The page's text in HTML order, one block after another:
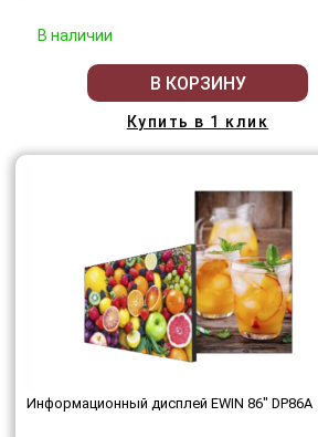
В наличии
В КОРЗИНУ
Купить в 1 клик
Информационный дисплей EWIN 86" DP86A